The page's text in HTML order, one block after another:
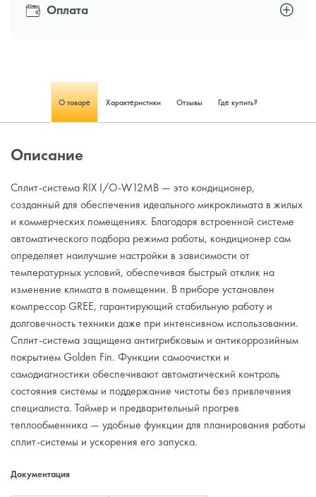
Оплата
О товаре Характеристики Отзывы Где купить?
Описание
Сплит-система RIX I/O-W12MB — это кондиционер,
созданный для обеспечения идеального микроклимата в жилых
и коммерческих помещениях. Благодаря встроенной системе
автоматического подбора режима работы, кондиционер сам
определяет наилучшие настройки в зависимости от
температурных условий, обеспечивая быстрый отклик на
изменение климата в помещении. В приборе установлен
компрессор GREE, гарантирующий стабильную работу и
долговечность техники даже при интенсивном использовании.
Сплит-система защищена антигрибковым и антикоррозийным
покрытием Golden Fin. Функции самоочистки и
самодиагностики обеспечивают автоматический контроль
состояния системы и поддержание чистоты без привлечения
специалиста. Таймер и предварительный прогрев
теплообменника — удобные функции для планирования работы
сплит-системы и ускорения его запуска.
Документация